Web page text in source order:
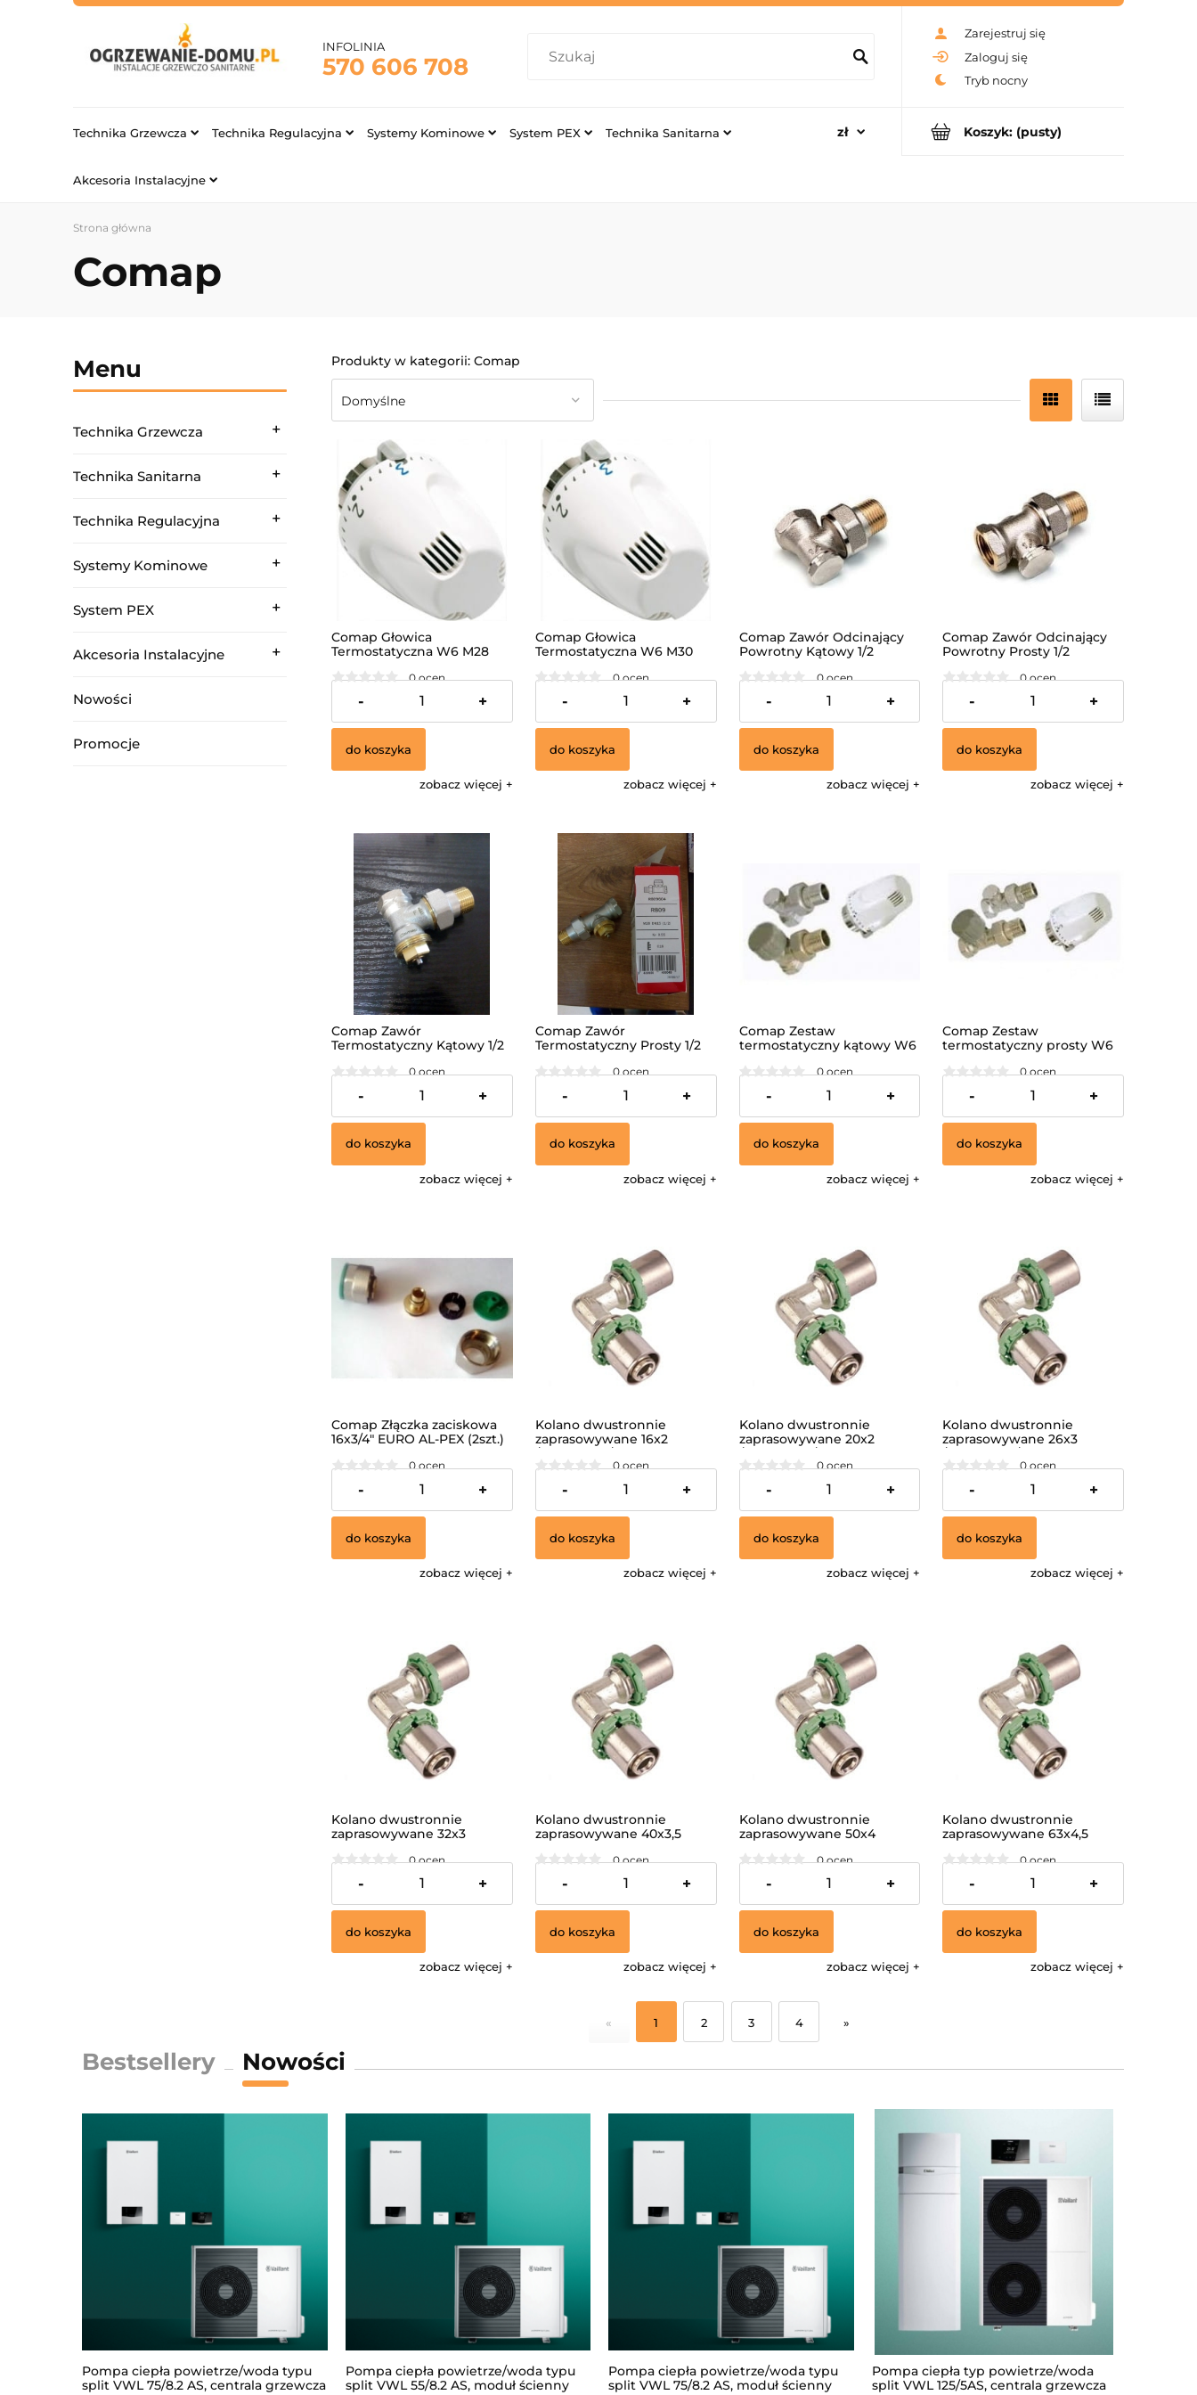
Zarejestruj się
Zaloguj się
INFOLINIA
570 606 708
Koszyk: (pusty)
Technika Grzewcza Technika Regulacyjna Systemy Kominowe System PEX Technika Sanitarna
Akcesoria Instalacyjne
Strona główna
Comap
Menu
Technika Grzewcza
Technika Sanitarna
Technika Regulacyjna
Systemy Kominowe
System PEX
Akcesoria Instalacyjne
Nowości
Promocje
Comap
Comap Głowica
Termostatyczna W6 M28
0 ocen
39,00 zł
- +
do koszyka
zobacz więcej
Comap Głowica
Termostatyczna W6 M30
0 ocen
39,00 zł
- +
do koszyka
zobacz więcej
Comap Zawór Odcinający
Powrotny Kątowy 1/2
0 ocen
24,00 zł
- +
do koszyka
zobacz więcej
Comap Zawór Odcinający
Powrotny Prosty 1/2
0 ocen
24,00 zł
- +
do koszyka
zobacz więcej
Comap Zawór
Termostatyczny Kątowy 1/2
0 ocen
42,00 zł
- +
do koszyka
zobacz więcej
Comap Zawór
Termostatyczny Prosty 1/2
0 ocen
36,00 zł
- +
do koszyka
zobacz więcej
Comap Zestaw
termostatyczny kątowy W6
0 ocen
84,00 zł
- +
do koszyka
zobacz więcej
Comap Zestaw
termostatyczny prosty W6
0 ocen
84,00 zł
- +
do koszyka
zobacz więcej
Comap Złączka zaciskowa
16x3/4" EURO AL-PEX (2szt.)
0 ocen
18,00 zł
- +
do koszyka
zobacz więcej
Kolano dwustronnie
zaprasowywane 16x2
0 ocen
27,07 zł
- +
do koszyka
zobacz więcej
Kolano dwustronnie
zaprasowywane 20x2
0 ocen
32,11 zł
- +
do koszyka
zobacz więcej
Kolano dwustronnie
zaprasowywane 26x3
0 ocen
44,06 zł
- +
do koszyka
zobacz więcej
Kolano dwustronnie
zaprasowywane 32x3
0 ocen
68,69 zł
- +
do koszyka
zobacz więcej
Kolano dwustronnie
zaprasowywane 40x3,5
0 ocen
116,64 zł
- +
do koszyka
zobacz więcej
Kolano dwustronnie
zaprasowywane 50x4
0 ocen
221,76 zł
- +
do koszyka
zobacz więcej
Kolano dwustronnie
zaprasowywane 63x4,5
0 ocen
331,20 zł
- +
do koszyka
zobacz więcej
« 1 2 3 4 »
Nowości
Bestsellery
Pompa ciepła powietrze/woda typu
split VWL 75/8.2 AS, centrala grzewcza
Pompa ciepła powietrze/woda typu
split VWL 55/8.2 AS, moduł ścienny
Pompa ciepła powietrze/woda typu
split VWL 75/8.2 AS, moduł ścienny
Pompa ciepła typ powietrze/woda
split VWL 125/5AS, centrala grzewcza